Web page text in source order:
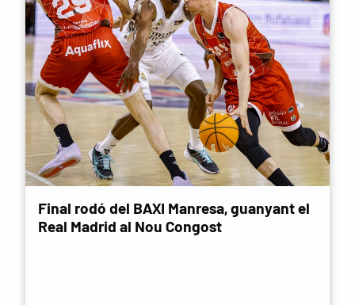
Final rodó del BAXI Manresa, guanyant el
Real Madrid al Nou Congost